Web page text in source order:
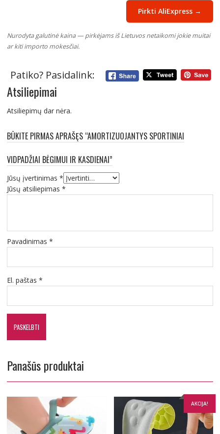
Pirkti AliExpress →
Nurodyta galutinė kaina — pirkėjams iš Lietuvos netaikomi jokie muitai
ar kiti importo mokesčiai.
Patiko? Pasidalink:
Atsiliepimai
Atsiliepimų dar nėra.
BŪKITE PIRMAS APRAŠĘS “AMORTIZUOJANTYS SPORTINIAI
VIDPADŽIAI BĖGIMUI IR KASDIENAI”
Jūsų įvertinimas *
Jūsų atsiliepimas *
Pavadinimas *
El. paštas *
Panašūs produktai
AKCIJA!